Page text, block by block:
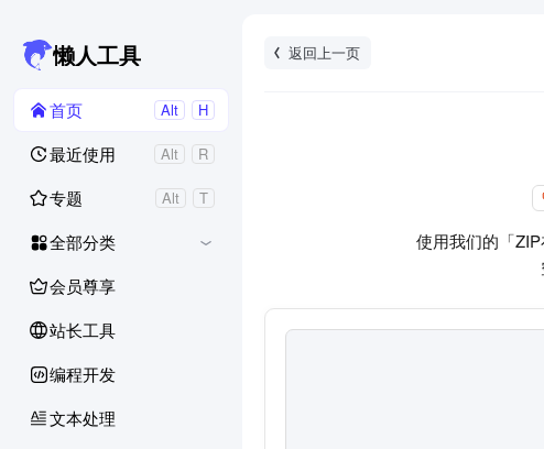
懒人工具
首页 Alt H
最近使用 Alt R
专题 Alt T
全部分类
会员尊享
站长工具
编程开发
文本处理
返回上一页
使用我们的「